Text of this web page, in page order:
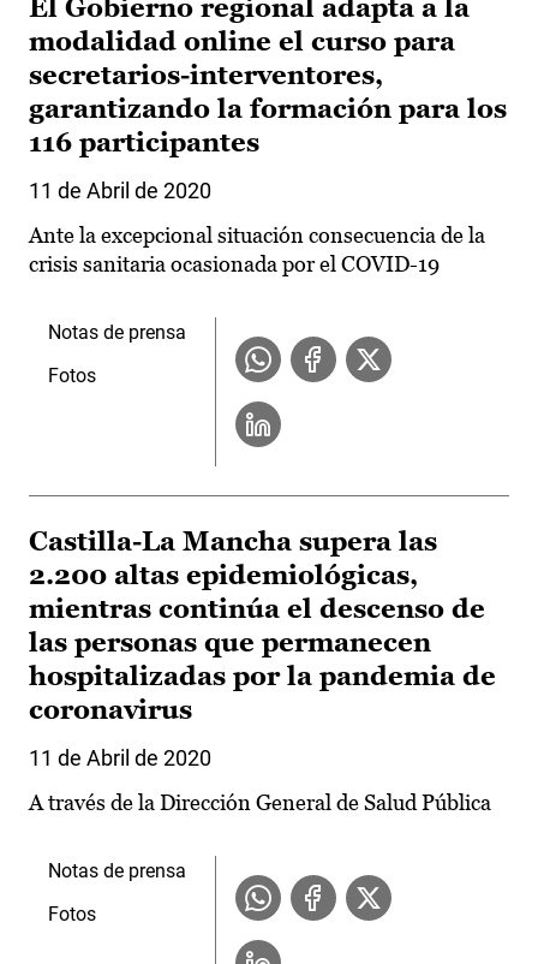
El Gobierno regional adapta a la
modalidad online el curso para
secretarios-interventores,
garantizando la formación para los
116 participantes
11 de Abril de 2020
Ante la excepcional situación consecuencia de la
crisis sanitaria ocasionada por el COVID-19
Notas de prensa
Fotos
Castilla-La Mancha supera las
2.200 altas epidemiológicas,
mientras continúa el descenso de
las personas que permanecen
hospitalizadas por la pandemia de
coronavirus
11 de Abril de 2020
A través de la Dirección General de Salud Pública
Notas de prensa
Fotos